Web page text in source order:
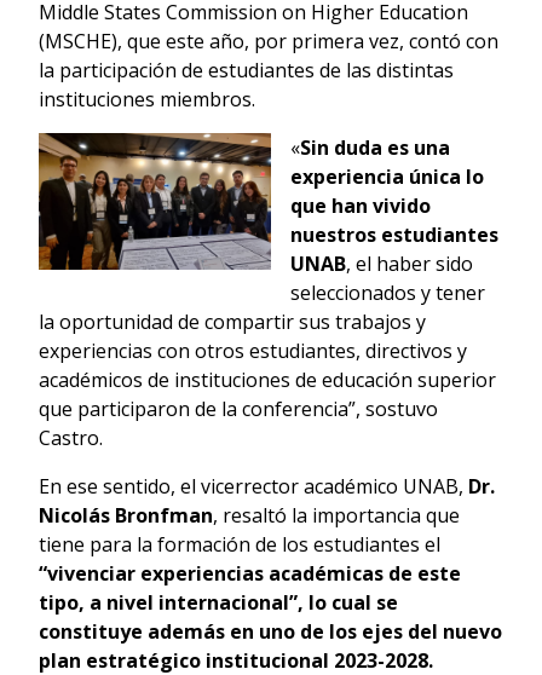
Middle States Commission on Higher Education
(MSCHE), que este año, por primera vez, contó con
la participación de estudiantes de las distintas
instituciones miembros.
«Sin duda es una
experiencia única lo
que han vivido
nuestros estudiantes
UNAB, el haber sido
seleccionados y tener
la oportunidad de compartir sus trabajos y
experiencias con otros estudiantes, directivos y
académicos de instituciones de educación superior
que participaron de la conferencia”, sostuvo
Castro.
En ese sentido, el vicerrector académico UNAB, Dr.
Nicolás Bronfman, resaltó la importancia que
tiene para la formación de los estudiantes el
“vivenciar experiencias académicas de este
tipo, a nivel internacional”, lo cual se
constituye además en uno de los ejes del nuevo
plan estratégico institucional 2023-2028.